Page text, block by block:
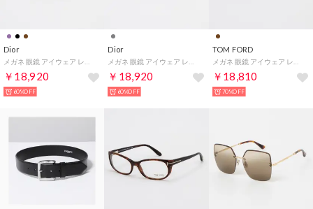
Dior
￥18,920
60%OFF
Dior
￥18,920
60%OFF
TOM FORD
￥18,810
70%OFF